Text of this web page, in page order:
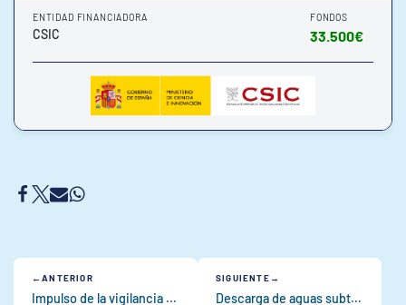
ENTIDAD FINANCIADORA
CSIC
FONDOS
33.500€
ANTERIOR
Impulso de la vigilancia del entorno tecnológico, refuerzo de la internacionalización, del marketing y comunicación en el Instituto de Investigaciones Marinas
SIGUIENTE
Descarga de aguas subterráneas en la Ría de Vigo: magnitud y transporte de solutos asociado